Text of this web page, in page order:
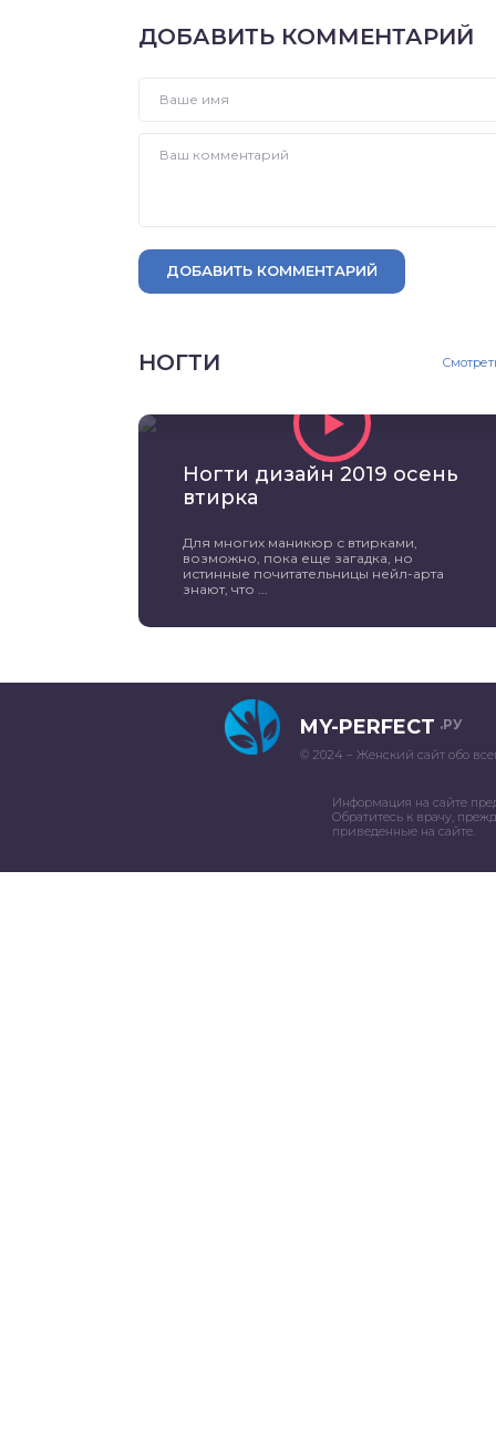
ДОБАВИТЬ КОММЕНТАРИЙ
ДОБАВИТЬ КОММЕНТАРИЙ
НОГТИ
Ногти дизайн 2019 осень
втирка
Для многих маникюр с втирками,
возможно, пока еще загадка, но
истинные почитательницы нейл-арта
знают, что ...
MY-PERFECT .РУ
© 2024 – Женский сайт обо
Информация на сайте
Обратитесь к врачу,
приведенные на сайте.